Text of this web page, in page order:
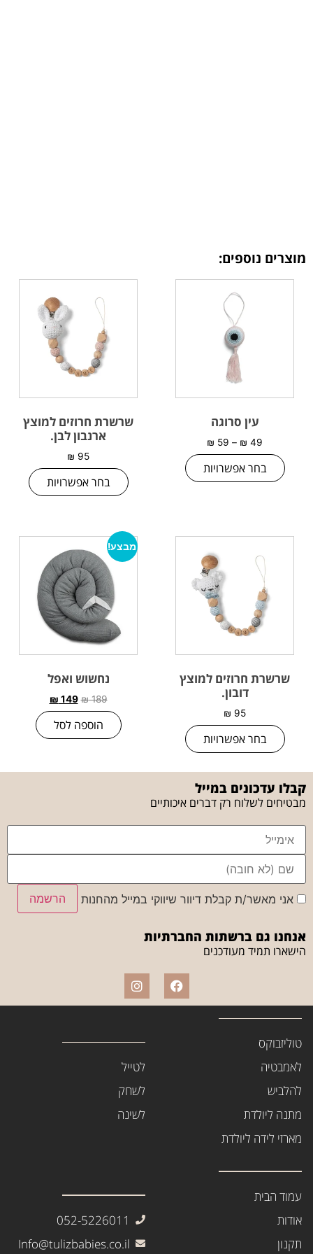
מוצרים נוספים:
עין סרוגה
₪ 49
–
₪ 59
בחר אפשרויות
שרשרת חרוזים למוצץ
ארנבון לבן.
₪ 95
בחר אפשרויות
שרשרת חרוזים למוצץ
דובון.
₪ 95
בחר אפשרויות
מבצע!
נחשוש ואפל
₪189
₪ 149
הוספה לסל
קבלו עדכונים במייל
מבטיחים לשלוח רק דברים איכותיים
אני מאשר/ת קבלת דיוור שיווקי במייל מהחנות הרשמה
אנחנו גם ברשתות החברתיות
הישארו תמיד מעודכנים
טוליזבוקס
לאמבטיה
להלביש
מתנה ליולדת
מארזי לידה ליולדת
לטייל
לשחק
לשינה
עמוד הבית
אודות
תקנון
052-5226011
Info@tulizbabies.co.il